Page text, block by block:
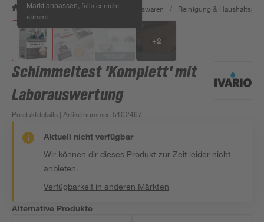
Markt anpassen , falls er nicht
stimmt.
/ Wohnen & Haushalt / Haushaltswaren / Reinigung &
+2
Schimmeltest 'Komplett' mit
Laborauswertung
Produktdetails | Artikelnummer: 5102467
Aktuell nicht verfügbar
Wir können dir dieses Produkt zur Zeit leider nicht
anbieten.
Verfügbarkeit in anderen Märkten
Alternative Produkte